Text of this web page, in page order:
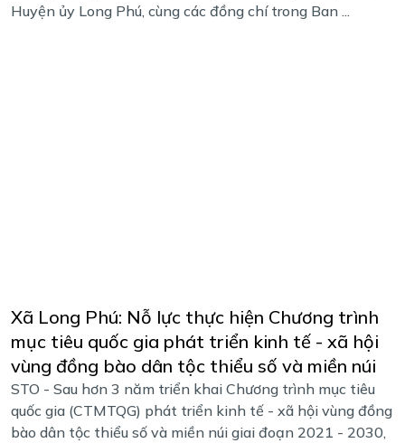
Huyện ủy Long Phú, cùng các đồng chí trong Ban ...
Xã Long Phú: Nỗ lực thực hiện Chương trình
mục tiêu quốc gia phát triển kinh tế - xã hội
vùng đồng bào dân tộc thiểu số và miền núi
STO - Sau hơn 3 năm triển khai Chương trình mục tiêu
quốc gia (CTMTQG) phát triển kinh tế - xã hội vùng đồng
bào dân tộc thiểu số và miền núi giai đoạn 2021 - 2030,